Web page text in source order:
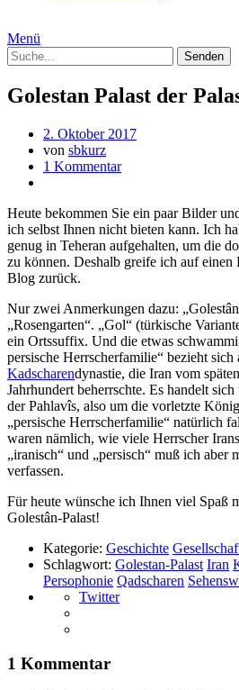
Menü
Golestan Palast der
2. Oktober 2017
von sbkurz
1 Kommentar
Heute bekommen Sie ein paar Bilder
ich selbst Ihnen nicht bieten kann. Ich
genug in Teheran aufgehalten, um die
zu können. Deshalb greife ich auf einen
Blog zurück.
Nur zwei Anmerkungen dazu:
„Rosengarten“. „Gol“ (türkische
ein Ortssuffix. Und die etwas
persische Herrscherfamilie“ bezieht
Kadscharendynastie, die Iran vom
Jahrhundert beherrschte. Es handelt
der Pahlavîs, also um die vorletzte
„persische Herrscherfamilie“ natürlich
waren nämlich, wie viele Herrscher
„iranisch“ und „persisch“ muß ich aber
verfassen.
Für heute wünsche ich Ihnen viel Spaß
Golestân-Palast!
Kategorie: Geschichte
Schlagwort: Golestan-Palast Iran
Persophonie Qadscharen
Twitter
1 Kommentar